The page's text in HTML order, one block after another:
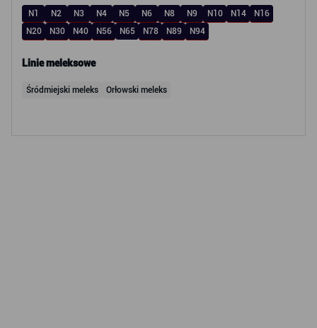
N1 N2 N3 N4 N5 N6 N8 N9 N10 N14
N16
N20
N30 N40 N56 N65 N78 N89 N94
Linie meleksowe
Śródmiejski meleks Orłowski meleks